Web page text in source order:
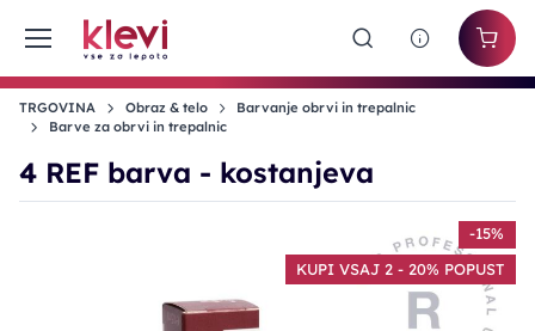
TRGOVINA Obraz & telo
Barvanje obrvi in trepalnic
Barve za obrvi in trepalnic
4 REF barva - kostanjeva
-15%
KUPI VSAJ 2 - 20% POPUST